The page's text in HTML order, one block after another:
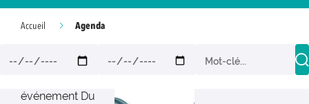
Accueil Agenda
événement Du